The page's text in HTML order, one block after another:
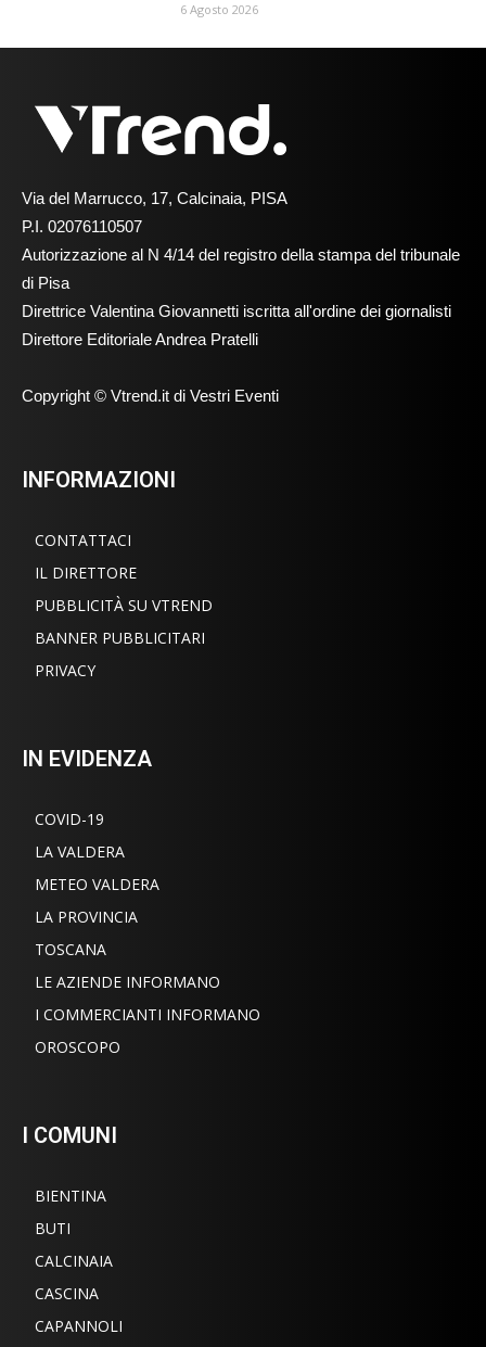
6 Agosto 2026
Via del Marrucco, 17, Calcinaia, PISA
P.I. 02076110507
Autorizzazione al N 4/14 del registro della stampa del tribunale
di Pisa
Direttrice Valentina Giovannetti iscritta all'ordine dei giornalisti
Direttore Editoriale Andrea Pratelli
Copyright © Vtrend.it di Vestri Eventi
INFORMAZIONI
CONTATTACI
IL DIRETTORE
PUBBLICITÀ SU VTREND
BANNER PUBBLICITARI
PRIVACY
IN EVIDENZA
COVID-19
LA VALDERA
METEO VALDERA
LA PROVINCIA
TOSCANA
LE AZIENDE INFORMANO
I COMMERCIANTI INFORMANO
OROSCOPO
I COMUNI
BIENTINA
BUTI
CALCINAIA
CASCINA
CAPANNOLI